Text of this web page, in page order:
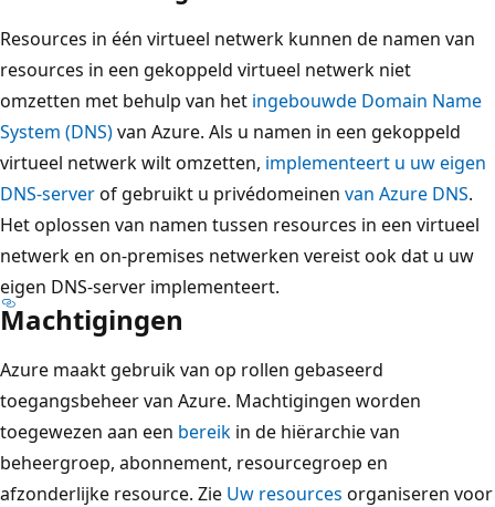
Resources in één virtueel netwerk kunnen de namen van
resources in een gekoppeld virtueel netwerk niet
omzetten met behulp van het ingebouwde Domain Name
System (DNS)van Azure. Als u namen in een gekoppeld
virtueel netwerk wilt omzetten, implementeert u uw eigen
DNS-serverof gebruikt u privédomeinen van Azure DNS.
Het oplossen van namen tussen resources in een virtueel
netwerk en on-premises netwerken vereist ook dat u uw
eigen DNS-server implementeert.
Machtigingen
Azure maakt gebruik van op rollen gebaseerd
toegangsbeheervan Azure. Machtigingen worden
toegewezen aan een bereik in de hiërarchie van
beheergroep, abonnement, resourcegroep en
afzonderlijke resource. Zie Uw resources organiseren voor